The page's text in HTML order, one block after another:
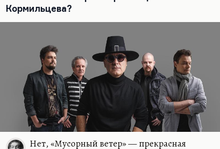
говорил: «Нет, мне хотелось бы все это понять».
«А мне взорвать»,— говорил Борис Борисович. Он
довольно…
Кормильцева?
Нет, «Мусорный ветер» — прекрасная